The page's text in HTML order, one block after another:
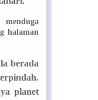
halaman
berada
planet